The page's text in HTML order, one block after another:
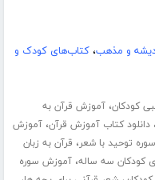
و مذهب،کتاب‌های کودک و
کودکان،آموزش قرآن به
،دانلود کتاب آموزش قرآن،آموزش
توحید با شعر، قرآن به زبان
کودکان سه ساله،آموزش سوره